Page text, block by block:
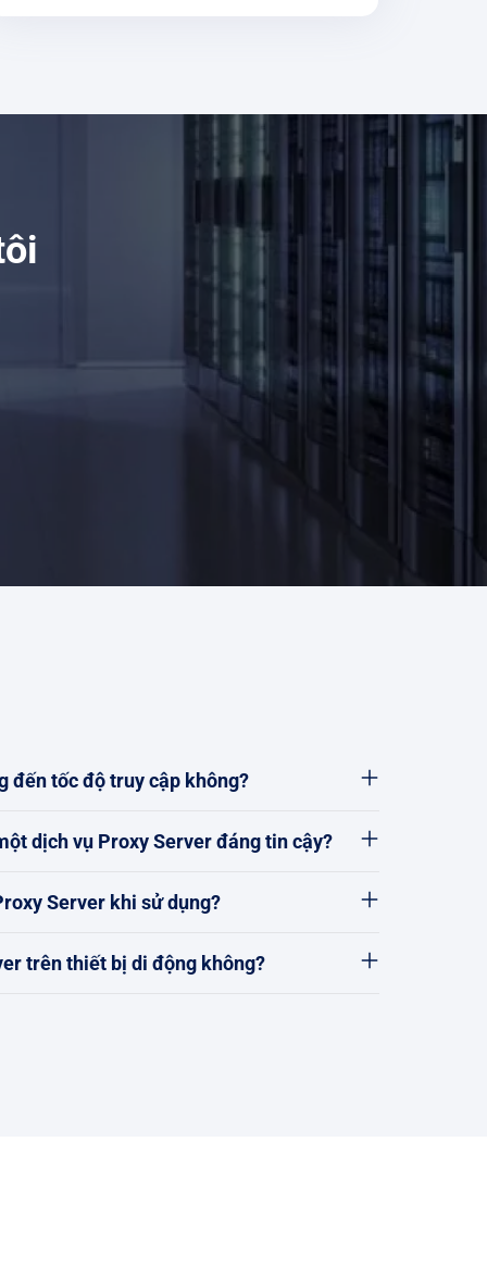
đến tốc độ truy cập không?
dịch vụ Proxy Server đáng tin cậy?
Server khi sử dụng?
trên thiết bị di động không?